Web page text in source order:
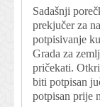
Sadašnji
prekjučer za
potpisivanje
Grada za
pričekati.
biti potpisan
potpisan prije